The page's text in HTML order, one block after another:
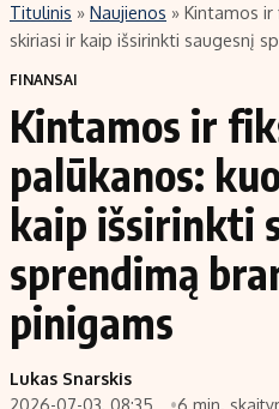
Turinys
Naujienos
Aplinka
Verslas
Energetika
Ekonomika
Politika
NT ir statybos
Populiarios temos
Titulinis » Naujienos » Kintamos ir
skiriasi ir kaip išsirinkti saugesnį
FINANSAI
Kintamos ir
palūkanos:
kaip išsirinkti
sprendimą
pinigams
Lukas Snarskis
2026-07-03, 08:35
6 min.